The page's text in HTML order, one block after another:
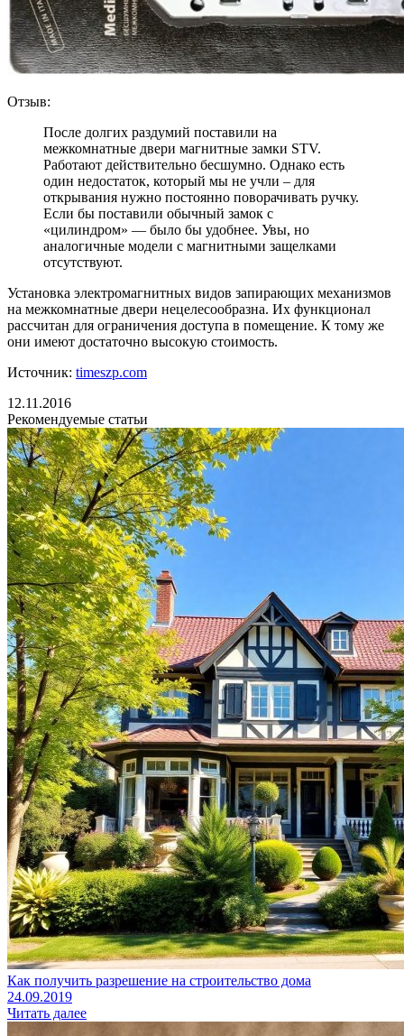
Отзыв:
После долгих раздумий поставили на
межкомнатные двери магнитные замки STV.
Работают действительно бесшумно. Однако есть
один недостаток, который мы не учли – для
открывания нужно постоянно поворачивать ручку.
Если бы поставили обычный замок с
«цилиндром» — было бы удобнее. Увы, но
аналогичные модели с магнитными защелками
отсутствуют.
Установка электромагнитных видов запирающих механизмов
на межкомнатные двери нецелесообразна. Их функционал
рассчитан для ограничения доступа в помещение. К тому же
они имеют достаточно высокую стоимость.
Источник: timeszp.com
12.11.2016
Рекомендуемые статьи
Как получить разрешение на строительство дома
24.09.2019
Читать далее